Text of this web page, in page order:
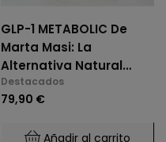
GLP-1 METABOLIC De
Marta Masi: La
Alternativa Natural
Para El Control De
Glucosa Y Saciedad.
Destacados
79,90 €
Añadir al carrito